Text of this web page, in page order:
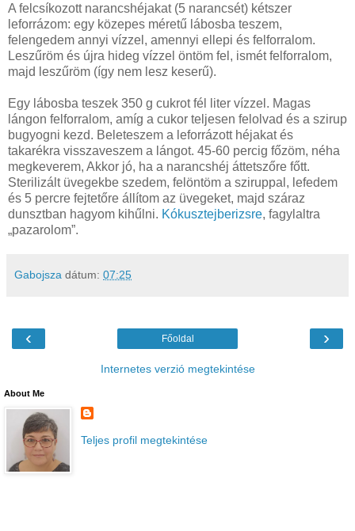
A felcsíkozott narancshéjakat (5 narancsét) kétszer
leforrázom: egy közepes méretű lábosba teszem,
felengedem annyi vízzel, amennyi ellepi és felforralom.
Leszűröm és újra hideg vízzel öntöm fel, ismét felforralom,
majd leszűröm (így nem lesz keserű).
Egy lábosba teszek 350 g cukrot fél liter vízzel. Magas
lángon felforralom, amíg a cukor teljesen felolvad és a szirup
bugyogni kezd. Beleteszem a leforrázott héjakat és
takarékra visszaveszem a lángot. 45-60 percig főzöm, néha
megkeverem, Akkor jó, ha a narancshéj áttetszőre főtt.
Sterilizált üvegekbe szedem, felöntöm a sziruppal, lefedem
és 5 percre fejtetőre állítom az üvegeket, majd száraz
dunsztban hagyom kihűlni. Kókusztejberizsre, fagylaltra
„pazarolom”.
Gabojsza dátum: 07:25
‹ ›
Főoldal
Internetes verzió megtekintése
About Me
Teljes profil megtekintése